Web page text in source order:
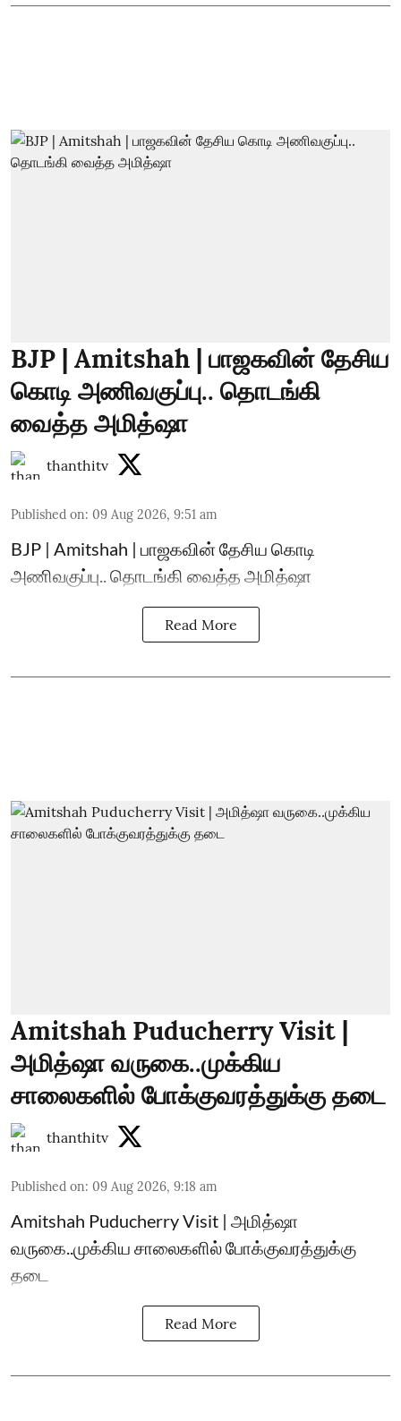
BJP | Amitshah | பாஜகவின் தேசிய
கொடி அணிவகுப்பு.. தொடங்கி
வைத்த அமித்ஷா
thanthitv
Published on: 09 Aug 2026, 9:51 am
BJP | Amitshah | பாஜகவின் தேசிய கொடி
அணிவகுப்பு.. தொடங்கி வைத்த அமித்ஷா
Read More
Amitshah Puducherry Visit |
அமித்ஷா வருகை..முக்கிய
சாலைகளில் போக்குவரத்துக்கு தடை
thanthitv
Published on: 09 Aug 2026, 9:18 am
Amitshah Puducherry Visit | அமித்ஷா
வருகை..முக்கிய சாலைகளில் போக்குவரத்துக்கு
தடை
Read More